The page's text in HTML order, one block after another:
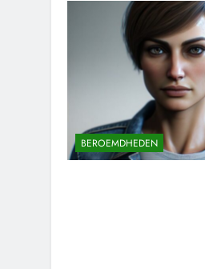
BEROEMDHEDEN